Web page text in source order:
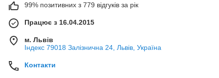
99% позитивних з 779 відгуків за рік
Працює з 16.04.2015
м. Львів
Індекс 79018 Залізнична 24, Львів, Україна
Контакти